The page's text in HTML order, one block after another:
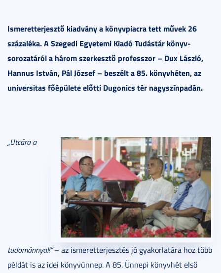
Ismeretterjesztő kiadvány a könyvpiacra tett művek 26
százaléka. A Szegedi Egyetemi Kiadó Tudástár könyv-
sorozatáról a három szerkesztő professzor – Dux László,
Hannus István, Pál József – beszélt a 85. könyvhéten, az
universitas főépülete előtti Dugonics tér nagyszínpadán.
„Utcára a
tudománnyal!”– az ismeretterjesztés jó gyakorlatára hoz több
példát is az idei könyvünnep. A 85. Ünnepi könyvhét első